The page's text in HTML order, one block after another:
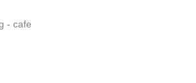
- cafe